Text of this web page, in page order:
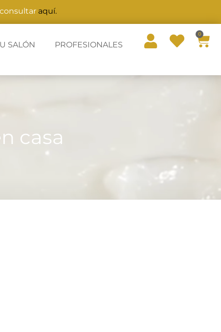
consultar aquí.
SALÓN PROFESIONALES
0
casa